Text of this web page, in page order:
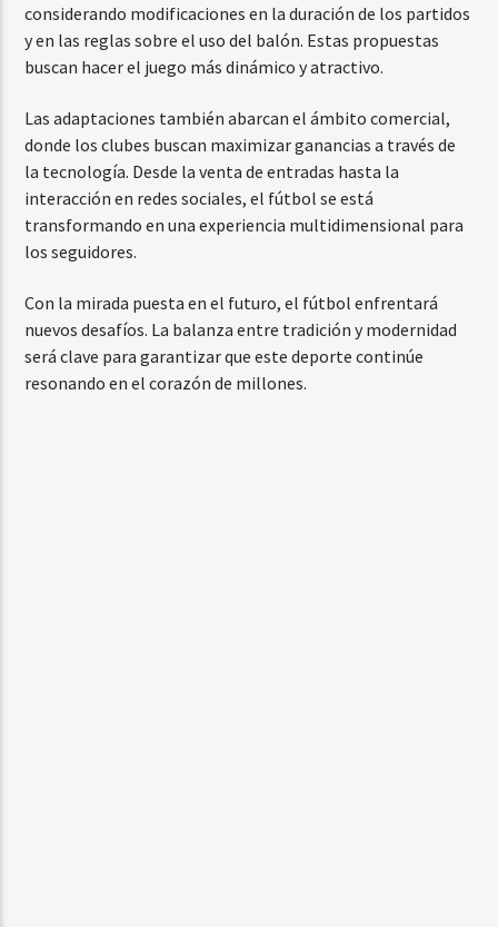
considerando modificaciones en la duración de los partidos
y en las reglas sobre el uso del balón. Estas propuestas
buscan hacer el juego más dinámico y atractivo.
Las adaptaciones también abarcan el ámbito comercial,
donde los clubes buscan maximizar ganancias a través de
la tecnología. Desde la venta de entradas hasta la
interacción en redes sociales, el fútbol se está
transformando en una experiencia multidimensional para
los seguidores.
Con la mirada puesta en el futuro, el fútbol enfrentará
nuevos desafíos. La balanza entre tradición y modernidad
será clave para garantizar que este deporte continúe
resonando en el corazón de millones.